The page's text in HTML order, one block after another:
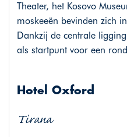
Theater, het Kosovo
moskeeën bevinden zich
Dankzij de centrale
als startpunt voor een
Hotel Oxford
Tirana